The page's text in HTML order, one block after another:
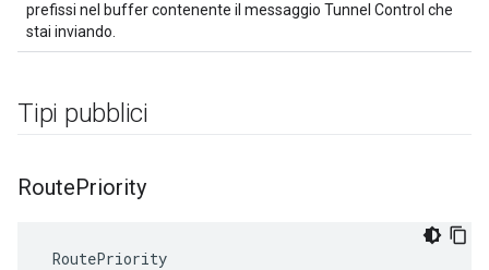
prefissi nel buffer contenente il messaggio Tunnel Control che
stai inviando.
Tipi pubblici
RoutePriority
RoutePriority